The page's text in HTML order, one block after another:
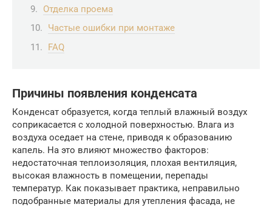
Отделка проема
Частые ошибки при монтаже
FAQ
Причины появления конденсата
Конденсат образуется, когда теплый влажный воздух
соприкасается с холодной поверхностью. Влага из
воздуха оседает на стене, приводя к образованию
капель. На это влияют множество факторов:
недостаточная теплоизоляция, плохая вентиляция,
высокая влажность в помещении, перепады
температур. Как показывает практика, неправильно
подобранные материалы для утепления фасада, не